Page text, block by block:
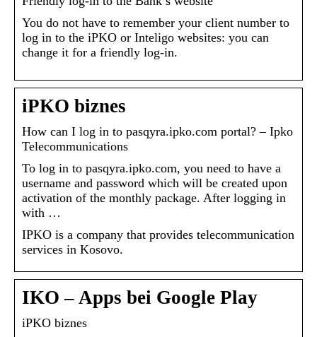
You do not have to remember your client number to
log in to the iPKO or Inteligo websites: you can
change it for a friendly log-in.
iPKO biznes
How can I log in to pasqyra.ipko.com portal? – Ipko
Telecommunications
To log in to pasqyra.ipko.com, you need to have a
username and password which will be created upon
activation of the monthly package. After logging in
with …
IPKO is a company that provides telecommunication
services in Kosovo.
IKO – Apps bei Google Play
iPKO biznes